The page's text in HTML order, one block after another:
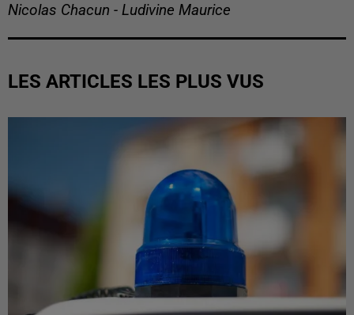
Nicolas Chacun - Ludivine Maurice
LES ARTICLES LES PLUS VUS